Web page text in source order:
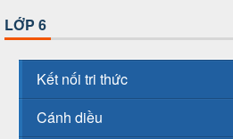
LỚP 6
Kết nối tri thức
Cánh diều